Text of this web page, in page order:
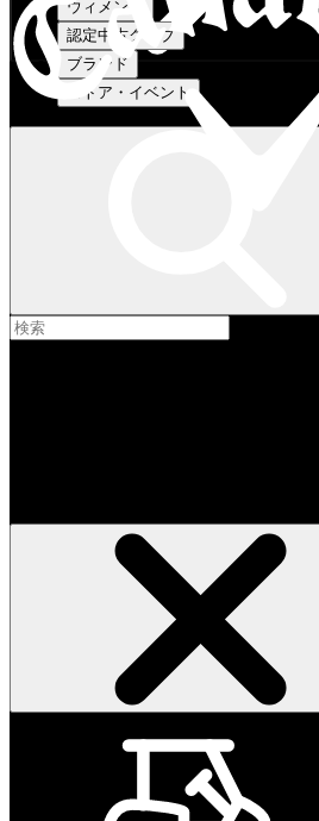
ウィメンズ
認定中古クラブ
ブランド
ストア・イベント